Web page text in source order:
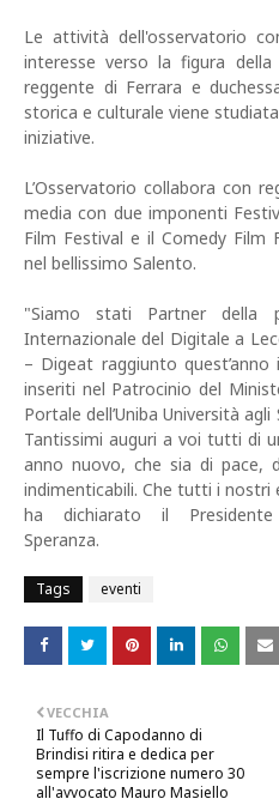
Le attività dell'osservatorio
interesse verso la figura
reggente di Ferrara e
storica e culturale viene
iniziative.
L’Osservatorio collabora con
media con due imponenti
Film Festival e il Comedy Film
nel bellissimo Salento.
"Siamo stati Partner della
Internazionale del Digitale a
– Digeat raggiunto
inseriti nel Patrocinio del
Portale dell’Uniba Università
Tantissimi auguri a voi tutti di
anno nuovo, che sia di
indimenticabili. Che tutti i nostri
ha dichiarato il Presidente
Speranza.
Tags eventi
VECCHIA
Il Tuffo di Capodanno di
Brindisi ritira e dedica per
sempre l'iscrizione numero 30
all'avvocato Mauro Masiello